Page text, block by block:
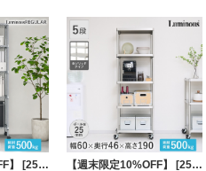
【週末限定10%OFF】 [25mm] 幅76 5段 (幅76×奥行46×高さ179.5cm) ルミナススチールラック 【週末限定10%OFF】 [25mm]ルミナス プレミアムライン ソリッドシェルフラック 5段 幅60 幅61×奥行46×高さ184.5cm